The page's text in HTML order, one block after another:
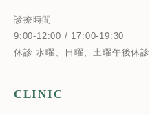
診療時間
9:00-12:00 / 17:00-19:30
休診 水曜、日曜、土曜午後休診
CLINIC